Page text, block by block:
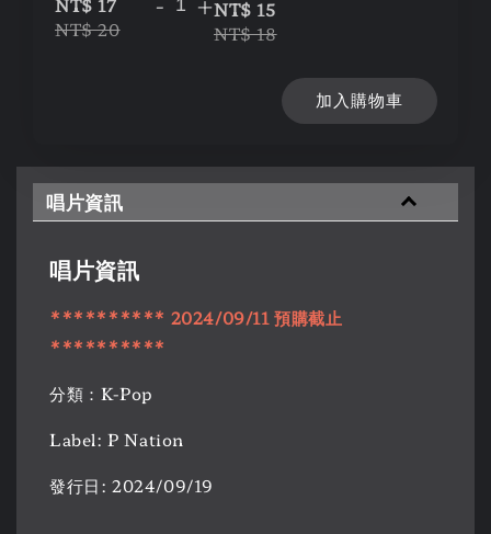
NT$ 17
NT$ 20
NT$ 15
NT$ 18
加入購物車
唱片資訊
唱片資訊
********** 2024/09/11預購截止
**********
分類：K-Pop
Label: P Nation
發行日: 2024/09/19